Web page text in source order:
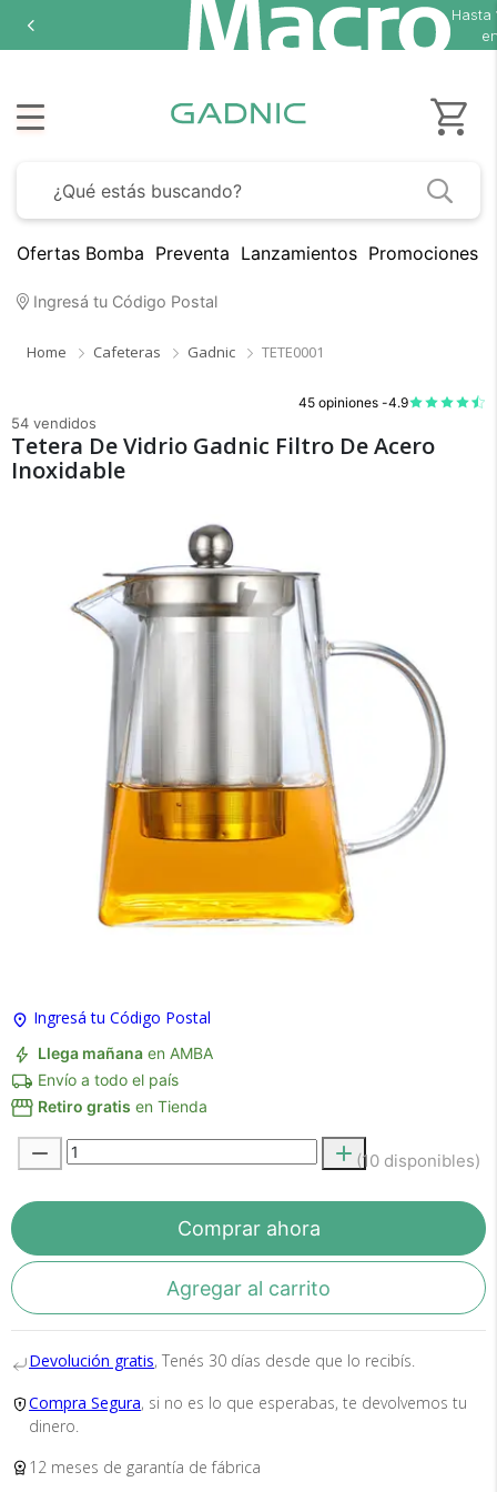
Hasta
Ofertas Bomba Preventa Lanzamientos Promociones
Ingresá tu Código Postal
Home Cafeteras Gadnic TETE0001
45 opiniones -4.9
54 vendidos
Tetera De Vidrio Gadnic Filtro De Acero
Inoxidable
Ingresá tu Código Postal
Llega mañana en AMBA
Envío a todo el país
Retiro gratis en Tienda
(10 disponibles)
Comprar ahora
Agregar al carrito
Devolución gratis, Tenés 30 días desde que lo recibís.
Compra Segura, si no es lo que esperabas, te devolvemos tu
dinero.
12 meses de garantía de fábrica
Medios de Pago
Recibí el producto que esperabas o
En Bidcom te aseguramos recibir el producto
que esperabas o te devolvemos el 100% de tu
dinero!